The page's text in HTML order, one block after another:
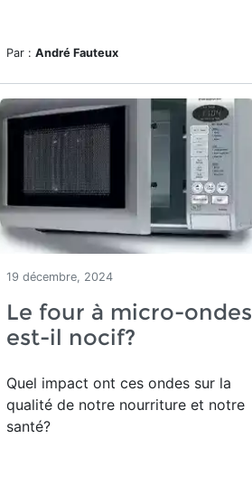
Par : André Fauteux
19 décembre, 2024
Le four à micro-ondes
est-il nocif?
Quel impact ont ces ondes sur la
qualité de notre nourriture et notre
santé?